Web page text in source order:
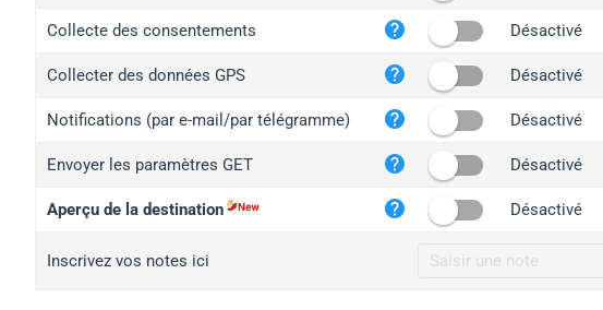
ed.tc
iplogger.com
iplogger.co
2no.co
yip.su
iplogger.info
Collecte des consentements Désactivé
Collecter des données GPS Désactivé
Notifications (par e-mail/par télégramme) Désactivé
Envoyer les paramètres GET Désactivé
Aperçu de la destination Désactivé
Inscrivez vos notes ici